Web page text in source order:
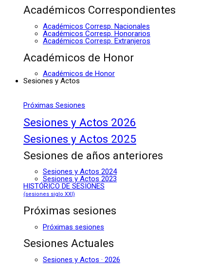
Académicos Correspondientes
Académicos Corresp. Nacionales
Académicos Corresp. Honorarios
Académicos Corresp. Extranjeros
Académicos de Honor
Académicos de Honor
Sesiones y Actos
Próximas Sesiones
Sesiones y Actos 2026
Sesiones y Actos 2025
Sesiones de años anteriores
Sesiones y Actos 2024
Sesiones y Actos 2023
HISTÓRICO DE SESIONES
(sesiones siglo XXI)
Próximas sesiones
Próximas sesiones
Sesiones Actuales
Sesiones y Actos · 2026